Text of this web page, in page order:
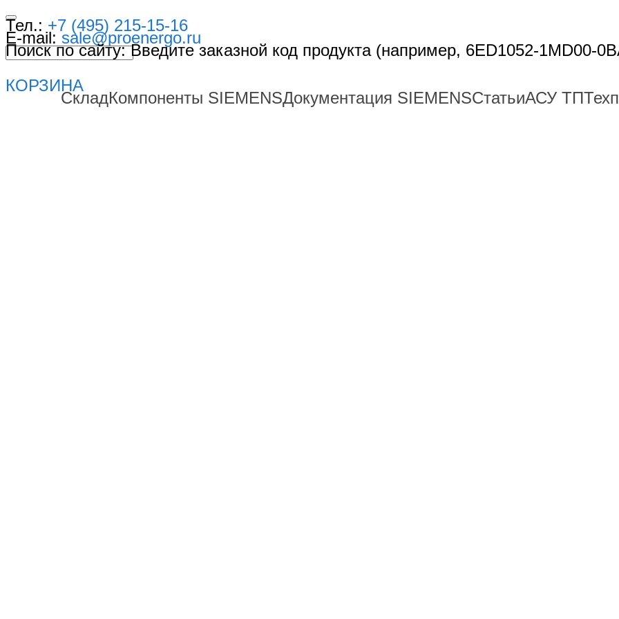
Тел.: +7 (495) 215-15-16
E-mail: sale@proenergo.ru
Поиск по сайту: Введите заказной код продукта (например, 6ED1052-1MD00-
КОРЗИНА
СкладКомпоненты SIEMENSДокументация SIEMENSСтатьиАСУ ТП